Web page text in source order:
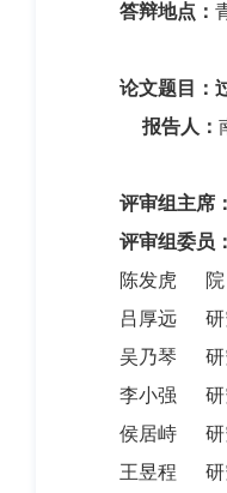
答辩地点：
论文题目：
报告人 ：
评审组 主席：
评审组委员：
陈发虎
院
吕厚远
吴乃琴
李小强
侯居峙
王昱程